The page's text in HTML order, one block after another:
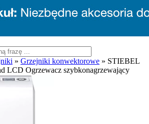
» Grzejniki konwektorowe » STIEBEL
LCD Ogrzewacz szybkonagrzewający